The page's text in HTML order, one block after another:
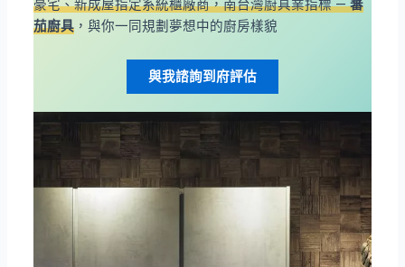
豪宅、新成屋指定系統櫃廠商，南台灣廚具業指標 —蕃
茄廚具 ，與你一同規劃夢想中的廚房樣貌
與我諮詢到府評估